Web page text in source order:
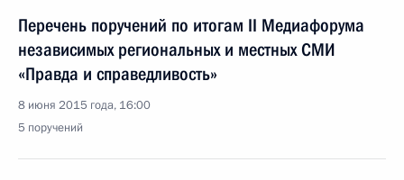
Перечень поручений по итогам II Медиафорума
независимых региональных и местных СМИ
«Правда и справедливость»
8 июня 2015 года, 16:00
5 поручений